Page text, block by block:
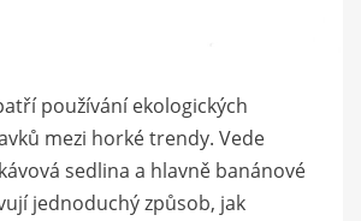
používání ekologických
mezi horké trendy. Vede
sedlina a hlavně banánové
jednoduchý způsob, jak